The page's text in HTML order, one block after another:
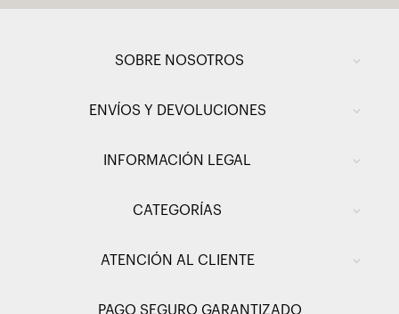
SOBRE NOSOTROS
ENVÍOS Y DEVOLUCIONES
INFORMACIÓN LEGAL
CATEGORÍAS
ATENCIÓN AL CLIENTE
PAGO SEGURO GARANTIZADO